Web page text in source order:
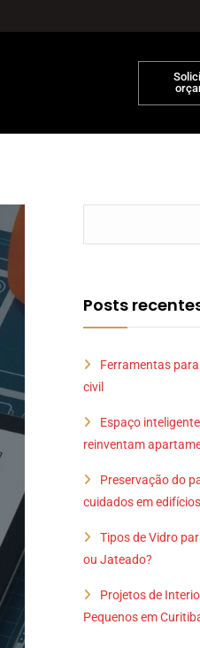
Posts
Ferramentas
civil
Espaço
reinventam
Preservação do
cuidados em
Tipos de Vidro
ou Jateado?
Projetos de
Pequenos em